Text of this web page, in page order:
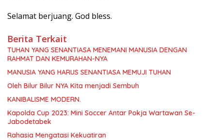
Selamat berjuang. God bless.
Berita Terkait
TUHAN YANG SENANTIASA MENEMANI MANUSIA DENGAN
RAHMAT DAN KEMURAHAN-NYA
MANUSIA YANG HARUS SENANTIASA MEMUJI TUHAN
Oleh Bilur Bilur NYA Kita menjadi Sembuh
KANIBALISME MODERN.
Kapolda Cup 2023: Mini Soccer Antar Pokja Wartawan Se-
Jabodetabek
Rahasia Mengatasi Kekuatiran